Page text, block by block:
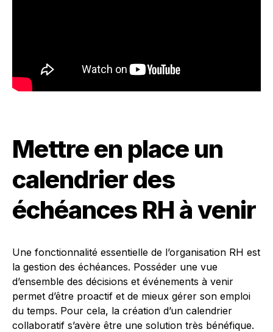
Mettre en place un
calendrier des
échéances RH à venir
Une fonctionnalité essentielle de l’organisation RH est
la gestion des échéances. Posséder une vue
d’ensemble des décisions et événements à venir
permet d’être proactif et de mieux gérer son emploi
du temps. Pour cela, la création d’un calendrier
collaboratif s’avère être une solution très bénéfique.